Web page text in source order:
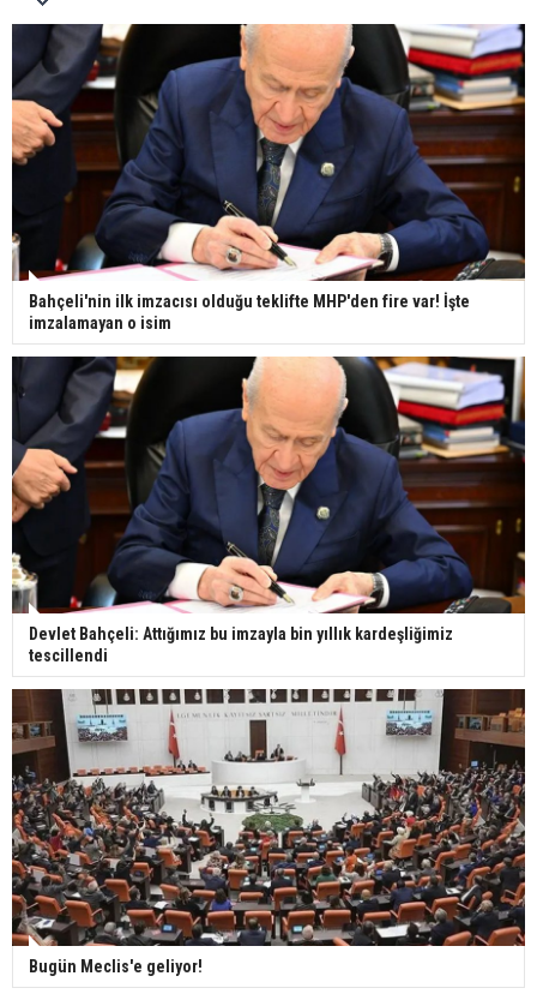
Bahçeli'nin ilk imzacısı olduğu teklifte MHP'den fire var! İşte
imzalamayan o isim
Devlet Bahçeli: Attığımız bu imzayla bin yıllık kardeşliğimiz
tescillendi
Bugün Meclis'e geliyor!